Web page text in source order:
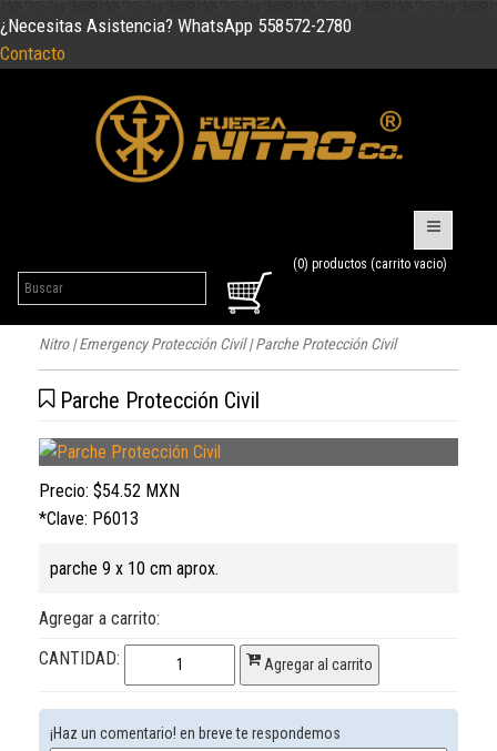
¿Necesitas Asistencia? WhatsApp 558572-2780
Contacto
(0) productos (carrito vacio)
Nitro|Emergency Protección Civil| Parche Protección Civil
Parche Protección Civil
Precio: $54.52 MXN
*Clave: P6013
parche 9 x 10 cm aprox.
Agregar a carrito:
CANTIDAD:
Agregar al carrito
¡Haz un comentario! en breve te respondemos